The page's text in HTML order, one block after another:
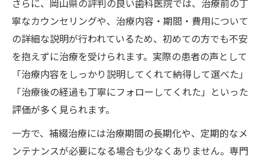
寧なカウンセリングや、治療内容・期間・費用について
の詳細な説明が行われているため、初めての方でも不安
を抱えずに治療を受けられます。実際の患者の声として
「治療内容をしっかり説明してくれて納得して選べた」
「治療後の経過も丁寧にフォローしてくれた」といった
評価が多く見られます。
一方で、補綴治療には治療期間の長期化や、定期的なメ
ンテナンスが必要になる場合も少なくありません。専門